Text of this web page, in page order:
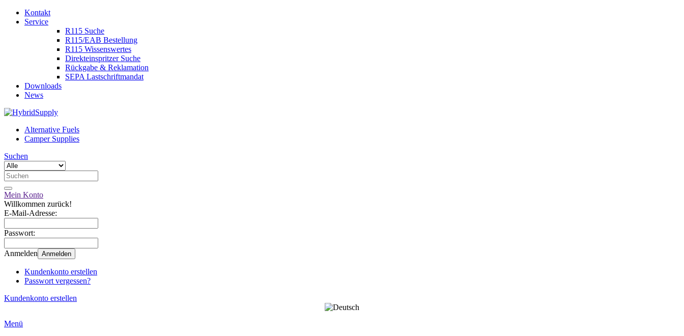
Kontakt
Service
R115 Suche
R115/EAB Bestellung
R115 Wissenswertes
Direkteinspritzer Suche
Rückgabe & Reklamation
SEPA Lastschriftmandat
Downloads
News
Alternative Fuels
Camper Supplies
Suchen
Mein Konto
Willkommen zurück!
E-Mail-Adresse:
Passwort:
Anmelden Anmelden
Kundenkonto erstellen
Passwort vergessen?
Kundenkonto erstellen
Menü